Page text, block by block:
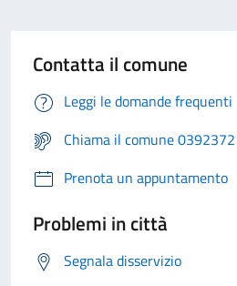
Contatta il comune
Leggi le domande frequenti
Chiama il comune
Prenota un appuntamento
Problemi in città
Segnala disservizio